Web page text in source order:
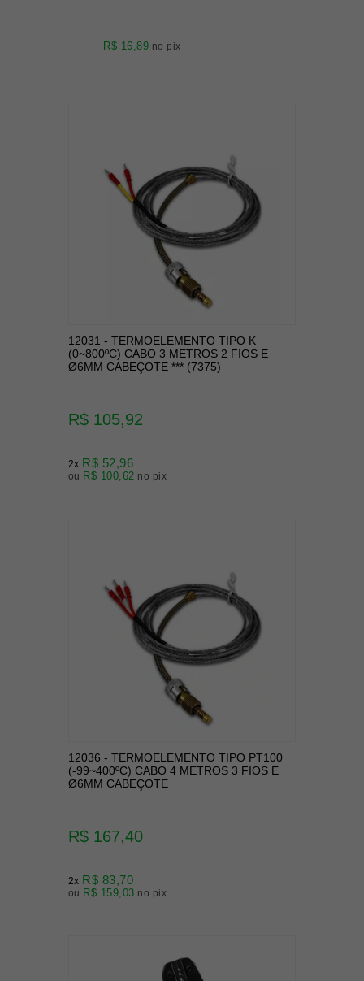
R$ 16,89 no pix
12031 - TERMOELEMENTO TIPO K
(0~800ºC) CABO 3 METROS 2 FIOS E
Ø6MM CABEÇOTE *** (7375)
R$ 105,92
2x R$ 52,96
ou R$ 100,62 no pix
12036 - TERMOELEMENTO TIPO PT100
(-99~400ºC) CABO 4 METROS 3 FIOS E
Ø6MM CABEÇOTE
R$ 167,40
2x R$ 83,70
ou R$ 159,03 no pix